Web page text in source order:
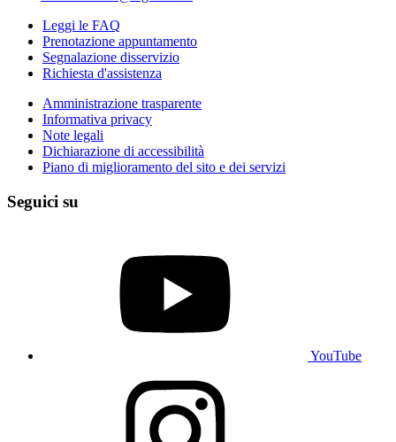
Leggi le FAQ
Prenotazione appuntamento
Segnalazione disservizio
Richiesta d'assistenza
Amministrazione trasparente
Informativa privacy
Note legali
Dichiarazione di accessibilità
Piano di miglioramento del sito e dei servizi
Seguici su
YouTube